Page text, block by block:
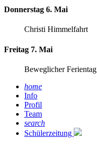
Donnerstag 6. Mai
Christi Himmelfahrt
Freitag 7. Mai
Beweglicher Ferientag
home
Info
Profil
Team
search
Schülerzeitung